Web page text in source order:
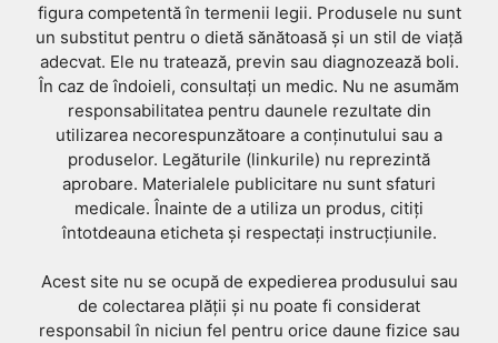
figura competentă în termenii legii. Produsele nu sunt
un substitut pentru o dietă sănătoasă și un stil de viață
adecvat. Ele nu tratează, previn sau diagnozează boli.
În caz de îndoieli, consultați un medic. Nu ne asumăm
responsabilitatea pentru daunele rezultate din
utilizarea necorespunzătoare a conținutului sau a
produselor. Legăturile (linkurile) nu reprezintă
aprobare. Materialele publicitare nu sunt sfaturi
medicale. Înainte de a utiliza un produs, citiți
întotdeauna eticheta și respectați instrucțiunile.
Acest site nu se ocupă de expedierea produsului sau
de colectarea plății și nu poate fi considerat
responsabil în niciun fel pentru orice daune fizice sau